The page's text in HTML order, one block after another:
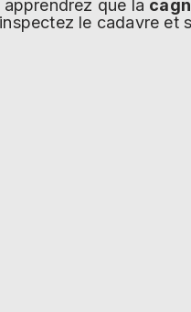
apprendrez que la
le cadavre et